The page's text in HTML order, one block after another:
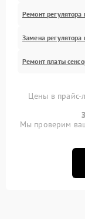
Ремонт
Замена
Ремонт платы
Цены в прайс-
Мы проверим